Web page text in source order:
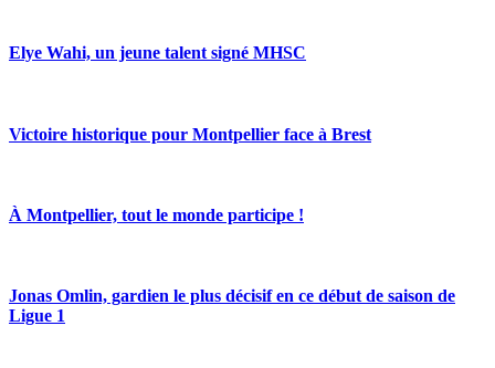
Elye Wahi, un jeune talent signé MHSC
Victoire historique pour Montpellier face à Brest
À Montpellier, tout le monde participe !
Jonas Omlin, gardien le plus décisif en ce début de saison de
Ligue 1